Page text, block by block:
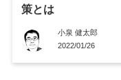
策とは
小泉 健太郎
2022/01/26